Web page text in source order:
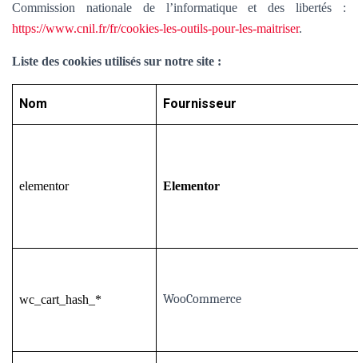
Commission nationale de l’informatique et des libertés :
https://www.cnil.fr/fr/cookies-les-outils-pour-les-maitriser.
Liste des cookies utilisés sur notre site :
Nom Fournisseur
elementor Elementor
wc_cart_hash_* WooCommerce